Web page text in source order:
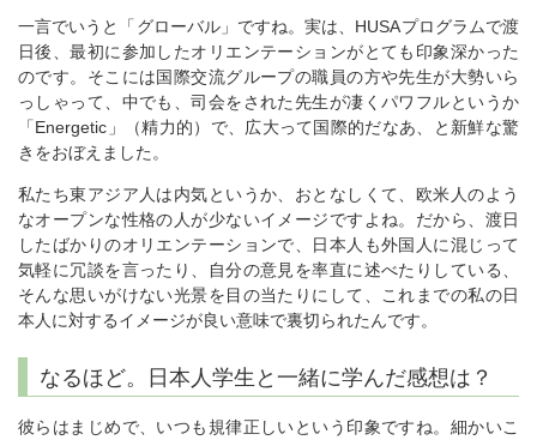
一言でいうと「グローバル」ですね。実は、HUSAプログラムで渡
日後、最初に参加したオリエンテーションがとても印象深かった
のです。そこには国際交流グループの職員の方や先生が大勢いら
っしゃって、中でも、司会をされた先生が凄くパワフルというか
「Energetic」（精力的）で、広大って国際的だなあ、と新鮮な驚
きをおぼえました。
私たち東アジア人は内気というか、おとなしくて、欧米人のよう
なオープンな性格の人が少ないイメージですよね。だから、渡日
したばかりのオリエンテーションで、日本人も外国人に混じって
気軽に冗談を言ったり、自分の意見を率直に述べたりしている、
そんな思いがけない光景を目の当たりにして、これまでの私の日
本人に対するイメージが良い意味で裏切られたんです。
なるほど。日本人学生と一緒に学んだ感想は？
彼らはまじめで、いつも規律正しいという印象ですね。細かいこ